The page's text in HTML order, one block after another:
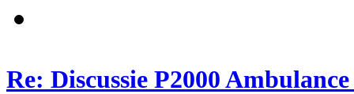
Re: Discussie P2000